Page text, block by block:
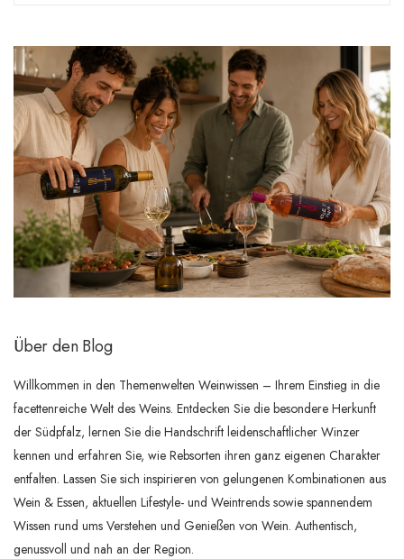
Über den Blog
Willkommen in den Themenwelten Weinwissen – Ihrem Einstieg in die
facettenreiche Welt des Weins. Entdecken Sie die besondere Herkunft
der Südpfalz, lernen Sie die Handschrift leidenschaftlicher Winzer
kennen und erfahren Sie, wie Rebsorten ihren ganz eigenen Charakter
entfalten. Lassen Sie sich inspirieren von gelungenen Kombinationen aus
Wein & Essen, aktuellen Lifestyle- und Weintrends sowie spannendem
Wissen rund ums Verstehen und Genießen von Wein. Authentisch,
genussvoll und nah an der Region.